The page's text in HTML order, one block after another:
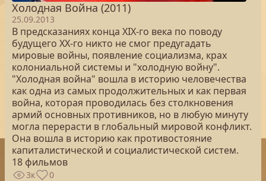
Холодная Война (2011)
25.09.2013
В предсказаниях конца XIX-го века по поводу
будущего XX-го никто не смог предугадать
мировые войны, появление социализма, крах
колониальной системы и "холодную войну".
"Холодная война" вошла в историю человечества
как одна из самых продолжительных и как первая
война, которая проводилась без столкновения
армий основных противников, но в любую минуту
могла перерасти в глобальный мировой конфликт.
Она вошла в историю как противостояние
капиталистической и социалистической систем.
18 фильмов
3к 0